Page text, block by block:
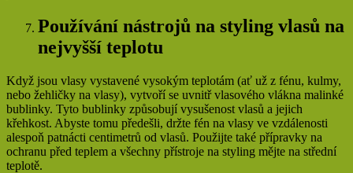
Používání nástrojů na styling vlasů na
nejvyšší teplotu
Když jsou vlasy vystavené vysokým teplotám (ať už z fénu, kulmy,
nebo žehličky na vlasy), vytvoří se uvnitř vlasového vlákna malinké
bublinky. Tyto bublinky způsobují vysušenost vlasů a jejich
křehkost. Abyste tomu předešli, držte fén na vlasy ve vzdálenosti
alespoň patnácti centimetrů od vlasů. Použijte také přípravky na
ochranu před teplem a všechny přístroje na styling mějte na střední
teplotě.